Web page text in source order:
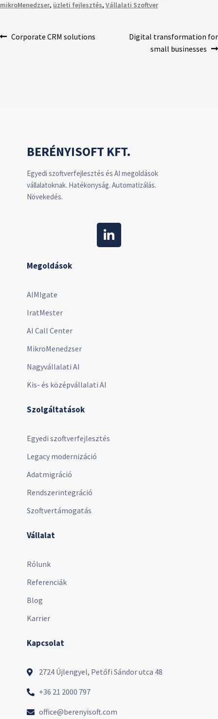
mikroMenedzser, üzleti fejlesztés, Vállalati Szoftver
Corporate CRM solutions
Digital transformation for
small businesses
BERÉNYISOFT KFT.
Egyedi szoftverfejlesztés és AI megoldások
vállalatoknak. Hatékonyság. Automatizálás.
Növekedés.
Megoldások
AIMIgate
IratMester
AI Call Center
MikroMenedzser
Nagyvállalati AI
Kis- és középvállalati AI
Szolgáltatások
Egyedi szoftverfejlesztés
Legacy modernizáció
Adatmigráció
Rendszerintegráció
Szoftvertámogatás
Vállalat
Rólunk
Referenciák
Blog
Karrier
Kapcsolat
2724 Újlengyel, Petőfi Sándor utca 48
+36 21 2000 797
office@berenyisoft.com